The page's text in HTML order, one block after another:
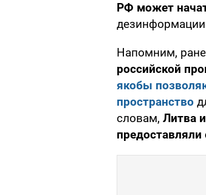
РФ может
дезинформации
Напомним,
российской
якобы
пространство
словам, Литва
предоставляли